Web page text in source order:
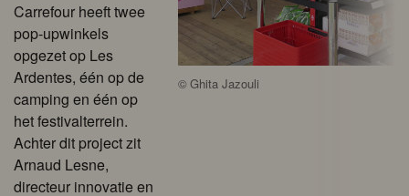
Carrefour heeft twee
pop-upwinkels
opgezet op Les
Ardentes, één op de
camping en één op
het festivalterrein.
Achter dit project zit
Arnaud Lesne,
directeur innovatie en
©Ghita Jazouli